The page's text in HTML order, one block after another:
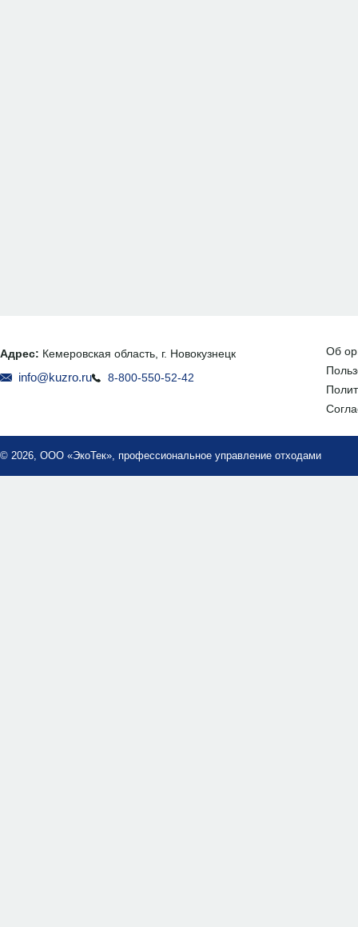
Адрес: Кемеровская область, г. Новокузнецк
info@kuzro.ru 8-800-550-52-42
Об
© 2026, ООО «ЭкоТек», профессиональное управление отходами